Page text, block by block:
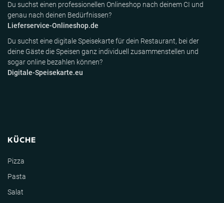
Du suchst einen professionellen Onlineshop nach deinem CI und
genau nach deinen Bedürfnissen?
Lieferservice-Onlineshop.de
Du suchst eine digitale Speisekarte für dein Restaurant, bei der
deine Gäste die Speisen ganz individuell zusammenstellen und
sogar online bezahlen können?
Digitale-Speisekarte.eu
KÜCHE
Pizza
Pasta
Salat